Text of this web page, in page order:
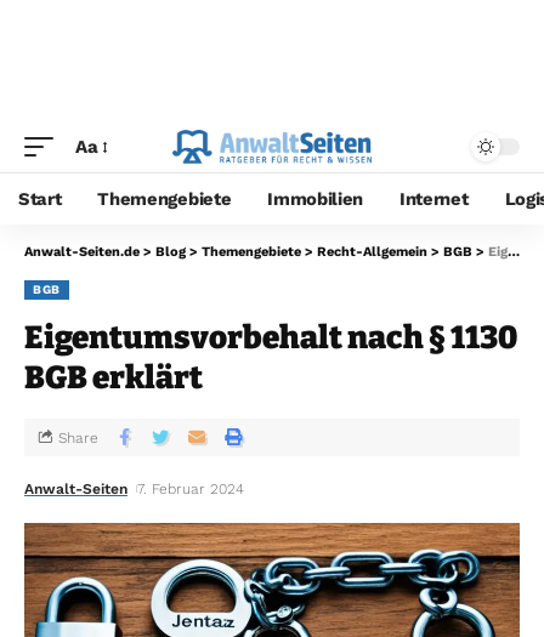
Aa
Start Themengebiete Immobilien Internet
Anwalt-Seiten.de > Blog > Themengebiete > Recht-Allgemein > BGB > Eigentumsvorbehalt nach § 1130 BGB erklärt
BGB
Eigentumsvorbehalt nach § 1130
BGB erklärt
Anwalt-Seiten 7. Februar 2024
Share